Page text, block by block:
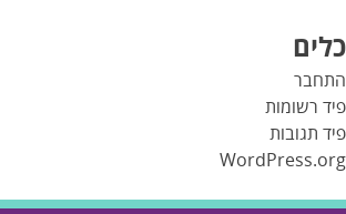
כלים
התחבר
פיד רשומות
פיד תגובות
WordPress.org